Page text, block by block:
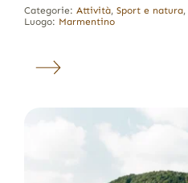
Categorie: Attività, Sport e natura,
Luogo: Marmentino